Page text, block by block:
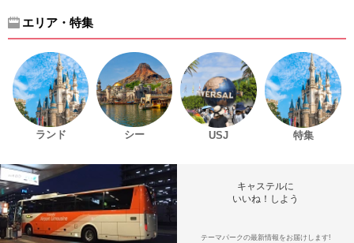
エリア・特集
ランド シー USJ 特集
キャステルに
いいね！しよう
テーマパークの最新情報をお届けします!